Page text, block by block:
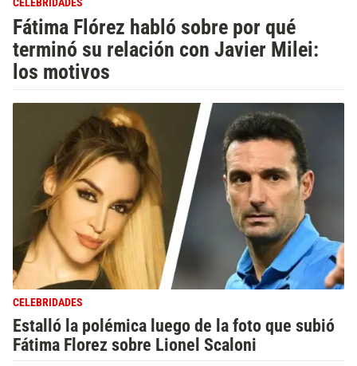
CELEBRIDADES
Fátima Flórez habló sobre por qué
terminó su relación con Javier Milei:
los motivos
CELEBRIDADES
Estalló la polémica luego de la foto que subió
Fátima Florez sobre Lionel Scaloni